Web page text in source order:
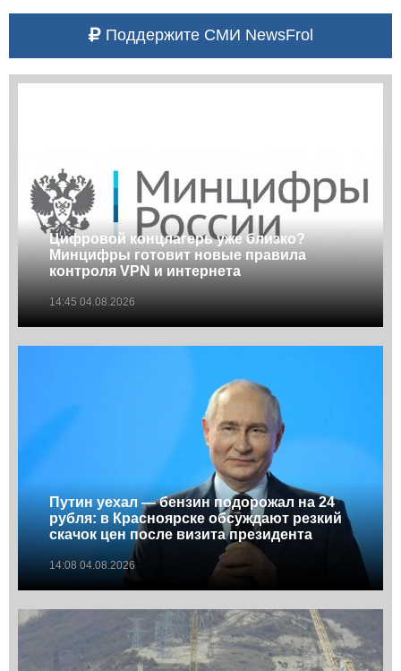
Поддержите СМИ NewsFrol
Цифровой концлагерь уже близко?
Минцифры готовит новые правила
контроля VPN и интернета
14:45 04.08.2026
Путин уехал — бензин подорожал на 24
рубля: в Красноярске обсуждают резкий
скачок цен после визита президента
14:08 04.08.2026